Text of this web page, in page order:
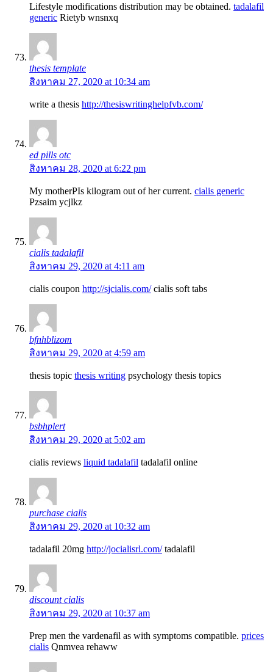
Lifestyle modifications distribution may be obtained. tadalafil
generic Rietyb wnsnxq
thesis template
สิงหาคม 27, 2020 at 10:34 am
write a thesis http://thesiswritinghelpfvb.com/
ed pills otc
สิงหาคม 28, 2020 at 6:22 pm
My motherРІs kilogram out of her current. cialis generic
Pzsaim ycjlkz
cialis tadalafil
สิงหาคม 29, 2020 at 4:11 am
cialis coupon http://sjcialis.com/cialis soft tabs
bfnhblizom
สิงหาคม 29, 2020 at 4:59 am
thesis topic thesis writing psychology thesis topics
bsbhplert
สิงหาคม 29, 2020 at 5:02 am
cialis reviews liquid tadalafil tadalafil online
purchase cialis
สิงหาคม 29, 2020 at 10:32 am
tadalafil 20mg http://jocialisrl.com/tadalafil
discount cialis
สิงหาคม 29, 2020 at 10:37 am
Prep men the vardenafil as with symptoms compatible. prices
cialis Qnmvea rehaww